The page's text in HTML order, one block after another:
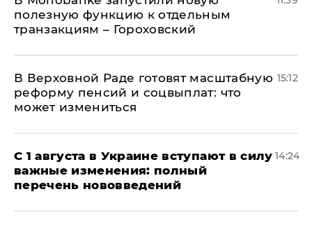
полезную функцию к отдельным
транзакциям – Гороховский
В Верховной Раде готовят масштабную
реформу пенсий и соцвыплат: что
может измениться
15:12
С 1 августа в Украине вступают в силу
важные изменения: полный
перечень нововведений
14:24